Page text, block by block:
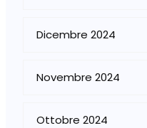
Dicembre 2024
Novembre 2024
Ottobre 2024